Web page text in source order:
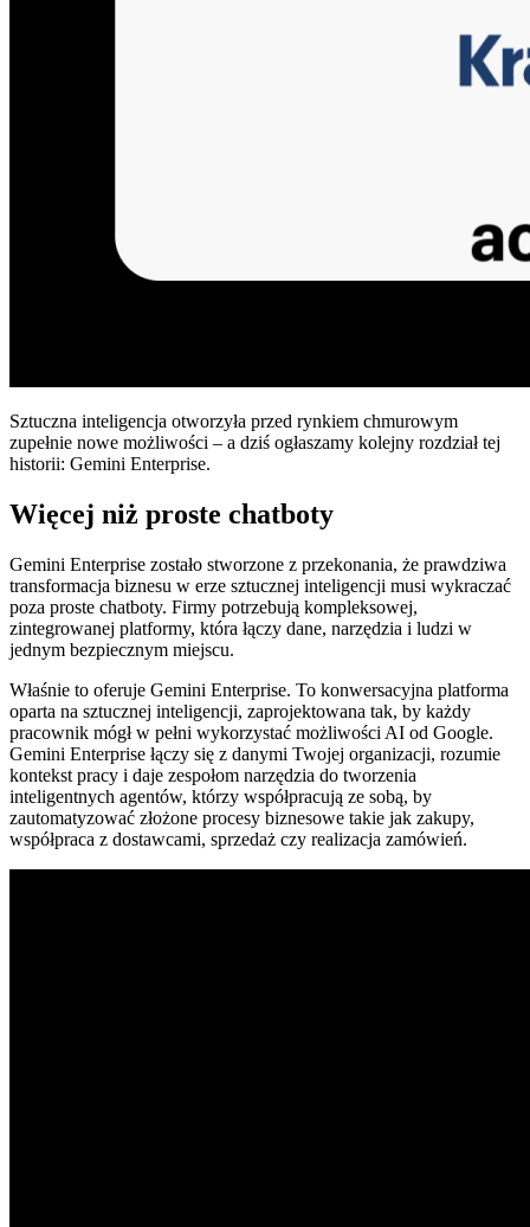
Sztuczna inteligencja otworzyła przed rynkiem chmurowym
zupełnie nowe możliwości – a dziś ogłaszamy kolejny rozdział tej
historii: Gemini Enterprise.
Więcej niż proste chatboty
Gemini Enterprise zostało stworzone z przekonania, że prawdziwa
transformacja biznesu w erze sztucznej inteligencji musi wykraczać
poza proste chatboty. Firmy potrzebują kompleksowej,
zintegrowanej platformy, która łączy dane, narzędzia i ludzi w
jednym bezpiecznym miejscu.
Właśnie to oferuje Gemini Enterprise. To konwersacyjna platforma
oparta na sztucznej inteligencji, zaprojektowana tak, by każdy
pracownik mógł w pełni wykorzystać możliwości AI od Google.
Gemini Enterprise łączy się z danymi Twojej organizacji, rozumie
kontekst pracy i daje zespołom narzędzia do tworzenia
inteligentnych agentów, którzy współpracują ze sobą, by
zautomatyzować złożone procesy biznesowe takie jak zakupy,
współpraca z dostawcami, sprzedaż czy realizacja zamówień.